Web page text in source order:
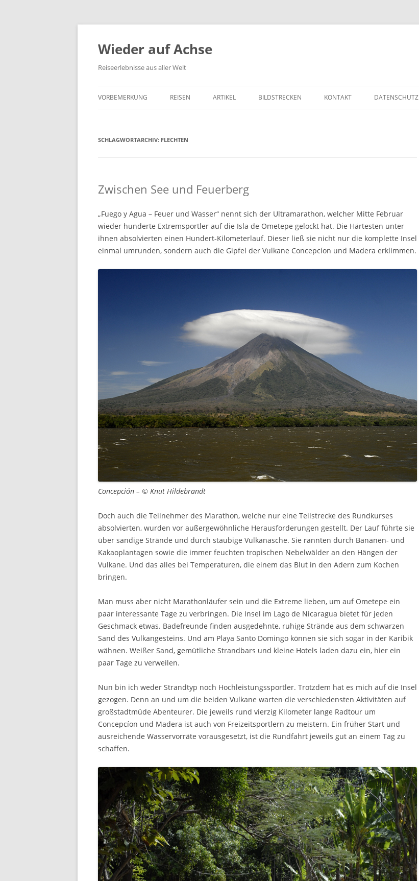
Wieder auf Achse
Reiseerlebnisse aus aller Welt
VORBEMERKUNG REISEN ARTIKEL BILDSTRECKEN KONTAKT DATENSCHUTZ
SCHLAGWORTARCHIV: FLECHTEN
Zwischen See und Feuerberg
„Fuego y Agua – Feuer und Wasser“ nennt sich der Ultramarathon, welcher Mitte Februar
wieder hunderte Extremsportler auf die Isla de Ometepe gelockt hat. Die Härtesten unter
ihnen absolvierten einen Hundert-Kilometerlauf. Dieser ließ sie nicht nur die komplette Insel
einmal umrunden, sondern auch die Gipfel der Vulkane Concepcíon und Madera erklimmen.
Concepción – © Knut Hildebrandt
Doch auch die Teilnehmer des Marathon, welche nur eine Teilstrecke des Rundkurses
absolvierten, wurden vor außergewöhnliche Herausforderungen gestellt. Der Lauf führte sie
über sandige Strände und durch staubige Vulkanasche. Sie rannten durch Bananen- und
Kakaoplantagen sowie die immer feuchten tropischen Nebelwälder an den Hängen der
Vulkane. Und das alles bei Temperaturen, die einem das Blut in den Adern zum Kochen
bringen.
Man muss aber nicht Marathonläufer sein und die Extreme lieben, um auf Ometepe ein
paar interessante Tage zu verbringen. Die Insel im Lago de Nicaragua bietet für jeden
Geschmack etwas. Badefreunde finden ausgedehnte, ruhige Strände aus dem schwarzen
Sand des Vulkangesteins. Und am Playa Santo Domingo können sie sich sogar in der Karibik
wähnen. Weißer Sand, gemütliche Strandbars und kleine Hotels laden dazu ein, hier ein
paar Tage zu verweilen.
Nun bin ich weder Strandtyp noch Hochleistungssportler. Trotzdem hat es mich auf die Insel
gezogen. Denn an und um die beiden Vulkane warten die verschiedensten Aktivitäten auf
großstadtmüde Abenteurer. Die jeweils rund vierzig Kilometer lange Radtour um
Concepcíon und Madera ist auch von Freizeitsportlern zu meistern. Ein früher Start und
ausreichende Wasservorräte vorausgesetzt, ist die Rundfahrt jeweils gut an einem Tag zu
schaffen.